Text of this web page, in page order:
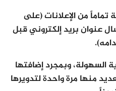
من الإعلانات (على
عنوان بريد إلكتروني قبل
السهولة، وبمجرد إضافتها
منها مرة واحدة لتدويرها